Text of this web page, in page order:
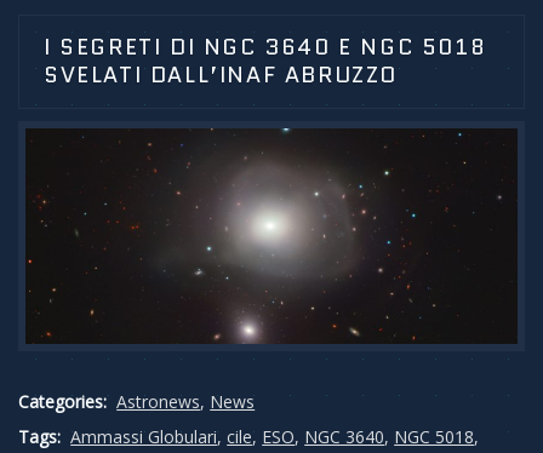
I SEGRETI DI NGC 3640 E NGC 5018
SVELATI DALL’INAF ABRUZZO
Categories: Astronews, News
Tags: Ammassi Globulari,cile, ESO, NGC 3640, NGC 5018,